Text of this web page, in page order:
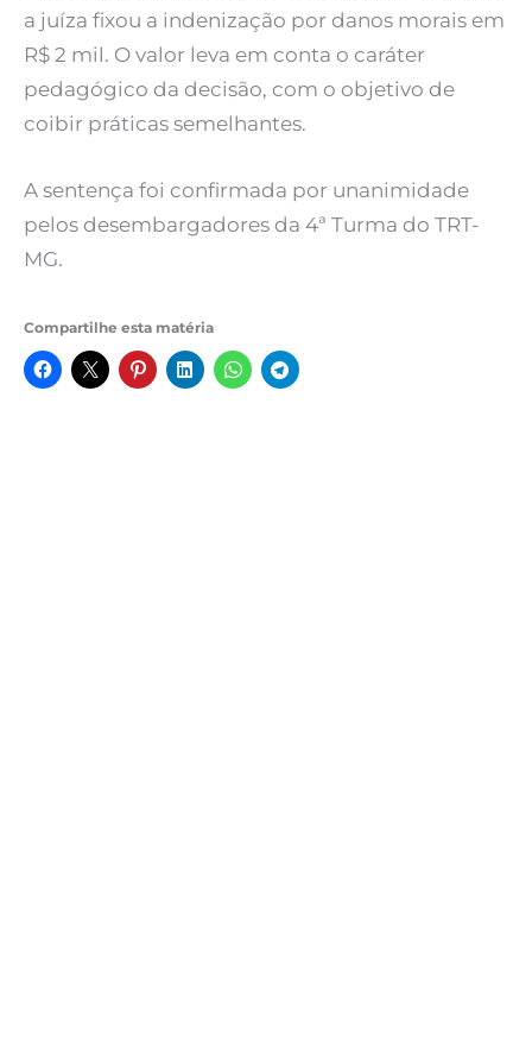
a juíza fixou a indenização por danos morais em
R$ 2 mil. O valor leva em conta o caráter
pedagógico da decisão, com o objetivo de
coibir práticas semelhantes.
A sentença foi confirmada por unanimidade
pelos desembargadores da 4ª Turma do TRT-
MG.
Compartilhe esta matéria